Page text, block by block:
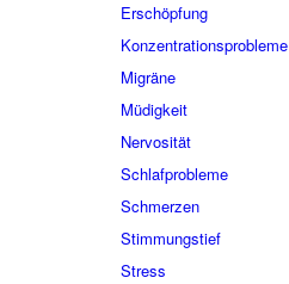
Erschöpfung
Konzentrationsprobleme
Migräne
Müdigkeit
Nervosität
Schlafprobleme
Schmerzen
Stimmungstief
Stress